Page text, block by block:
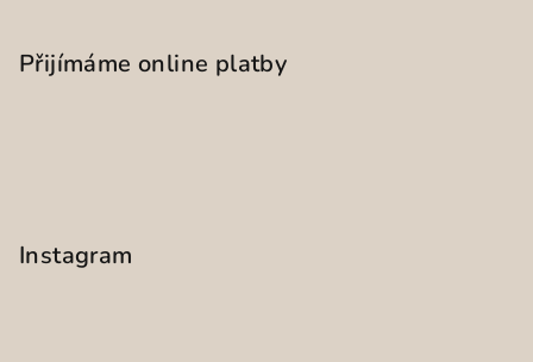
Přijímáme online platby
Instagram